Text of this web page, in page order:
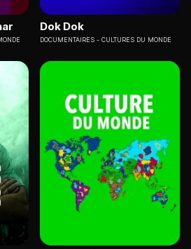
Dok Dok
DOCUMENTAIRES CULTURES DU MONDE